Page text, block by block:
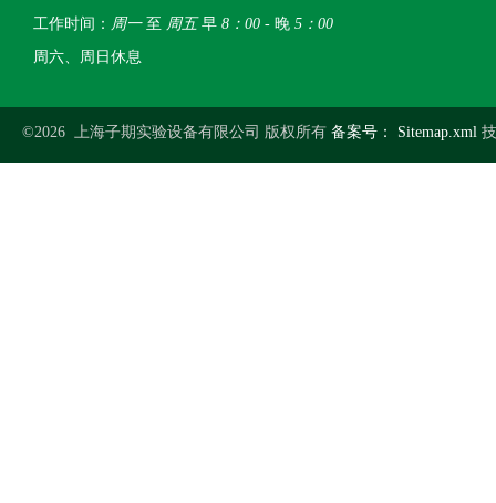
工作时间： 周一至 周五早 8：00 - 晚 5：00
周六、周日休息
©2026 上海子期实验设备有限公司 版权所有 备案号： Sitemap.xml